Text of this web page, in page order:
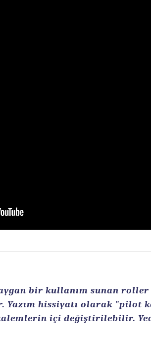
bir kullanım sunan
hissiyatı olarak "pilot
içi değiştirilebilir.